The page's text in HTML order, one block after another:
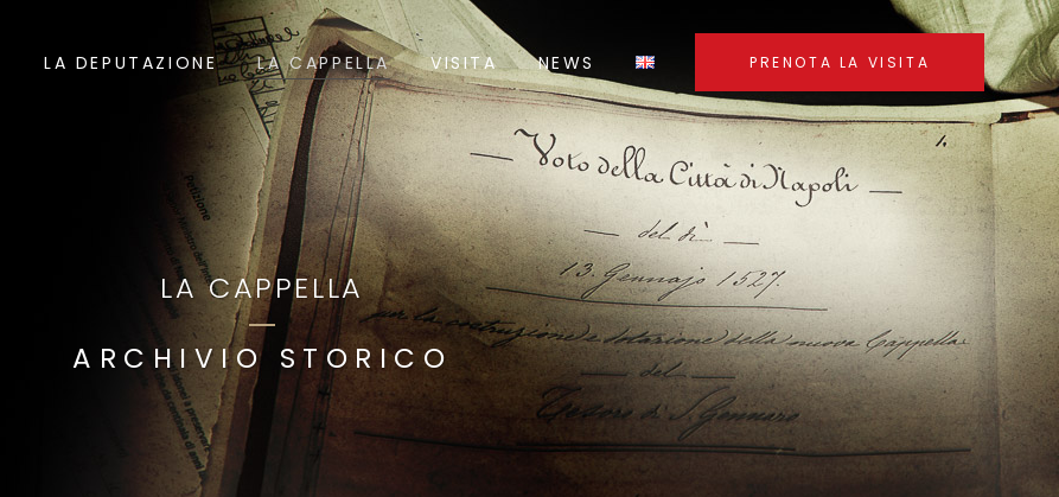
PRENOTA LA VISITA
LA DEPUTAZIONE LA CAPPELLA VISITA NEWS
LA CAPPELLA
ARCHIVIO STORICO